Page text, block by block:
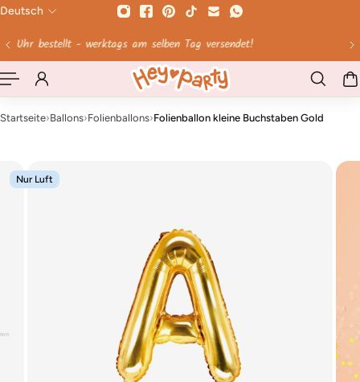
Ab 60 € Versandkosten geschenkt!
Deutsch
Startseite›Ballons›Folienballons›Folienballon kleine Buchstaben Gold
Nur Luft